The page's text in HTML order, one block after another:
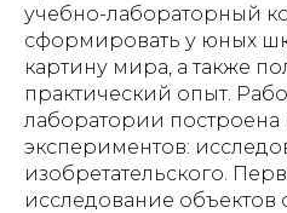
учебно-лабораторный
сформировать у юных
картину мира, а также
практический опыт.
лаборатории построена
экспериментов:
изобретательского.
исследование